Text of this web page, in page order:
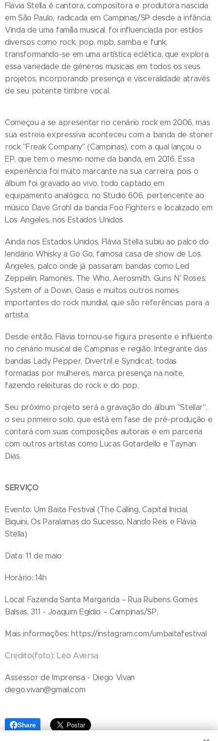
Flávia Stella é cantora, compositora e produtora nascida
em São Paulo, radicada em Campinas/SP desde a infância.
Vinda de uma família musical, foi influenciada por estilos
diversos como rock, pop, mpb, samba e funk,
transformando-se em uma artística eclética, que explora
essa variedade de gêneros musicais em todos os seus
projetos, incorporando presença e visceralidade através
de seu potente timbre vocal.
Começou a se apresentar no cenário rock em 2006, mas
sua estreia expressiva aconteceu com a banda de stoner
rock "Freak Company" (Campinas), com a qual lançou o
EP, que tem o mesmo nome da banda, em 2016. Essa
experiência foi muito marcante na sua carreira, pois o
álbum foi gravado ao vivo, todo captado em
equipamento analógico, no Studio 606, pertencente ao
músico Dave Grohl da banda Foo Fighters e localizado em
Los Angeles, nos Estados Unidos.
Ainda nos Estados Unidos, Flávia Stella subiu ao palco do
lendário Whisky a Go Go, famosa casa de show de Los
Angeles, palco onde já passaram bandas como Led
Zeppelin, Ramones, The Who, Aerosmith, Guns N' Roses,
System of a Down, Oasis e muitos outros nomes
importantes do rock mundial, que são referências para a
artista.
Desde então, Flávia tornou-se figura presente e influente
no cenário musical de Campinas e região. Integrante das
bandas Lady Pepper, Divertril e Syndicat, todas
formadas por mulheres, marca presença na noite,
fazendo releituras do rock e do pop.
Seu próximo projeto será a gravação do álbum "Stellar",
o seu primeiro solo, que está em fase de pré-produção e
contará com suas composições autorais e em parceria
com outros artistas como Lucas Gotardello e Taynan
Dias.
SERVIÇO
Evento: Um Baita Festival (The Calling, Capital Inicial,
Biquini, Os Paralamas do Sucesso, Nando Reis e Flávia
Stella)
Data: 11 de maio
Horário: 14h
Local: Fazenda Santa Margarida – Rua Rubens Gomes
Balsas, 311 - Joaquim Egídio – Campinas/SP.
Mais informações: https://instagram.com/umbaitafestival
Credito(foto): Leo Aversa
Assessor de Imprensa - Diego Vivan
diego.vivan@gmail.com
Share